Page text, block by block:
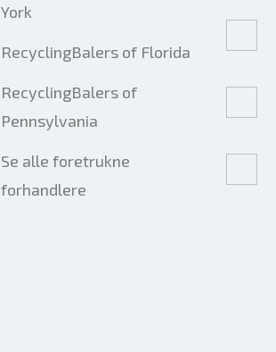
York
RecyclingBalers of Florida
RecyclingBalers of
Pennsylvania
Se alle foretrukne
forhandlere